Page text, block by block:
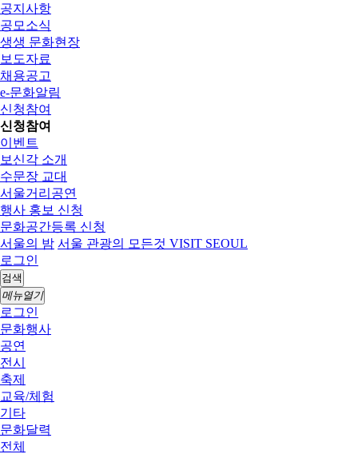
공지사항
공모소식
생생 문화현장
보도자료
채용공고
e-문화알림
신청참여
신청참여
이벤트
보신각 소개
수문장 교대
서울거리공연
행사 홍보 신청
문화공간등록 신청
서울의 밤 서울 관광의 모든것 VISIT SEOUL
로그인
검색
메뉴열기
로그인
문화행사
공연
전시
축제
교육/체험
기타
문화달력
전체